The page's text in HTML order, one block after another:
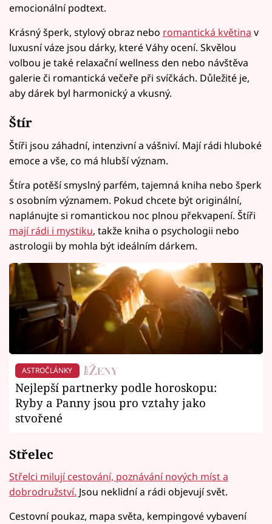
emocionální podtext.
Krásný šperk, stylový obraz nebo romantická květina v
luxusní váze jsou dárky, které Váhy ocení. Skvělou
volbou je také relaxační wellness den nebo návštěva
galerie či romantická večeře při svíčkách. Důležité je,
aby dárek byl harmonický a vkusný.
Štír
Štíři jsou záhadní, intenzivní a vášniví. Mají rádi hluboké
emoce a vše, co má hlubší význam.
Štíra potěší smyslný parfém, tajemná kniha nebo šperk
s osobním významem. Pokud chcete být originální,
naplánujte si romantickou noc plnou překvapení. Štíři
mají rádi i mystiku, takže kniha o psychologii nebo
astrologii by mohla být ideálním dárkem.
ASTROČLÁNKY
Nejlepší partnerky podle horoskopu:
Ryby a Panny jsou pro vztahy jako
stvořené
Střelec
Střelci milují cestování, poznávání nových míst a
dobrodružství. Jsou neklidní a rádi objevují svět.
Cestovní poukaz, mapa světa, kempingové vybavení